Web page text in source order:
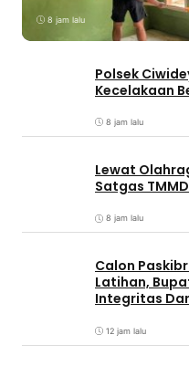
8 jam lalu
Polsek
Kecelakaan
8 jam lalu
Lewat
Satgas
8 jam lalu
Calon
Latihan,
Integritas
12 jam lalu